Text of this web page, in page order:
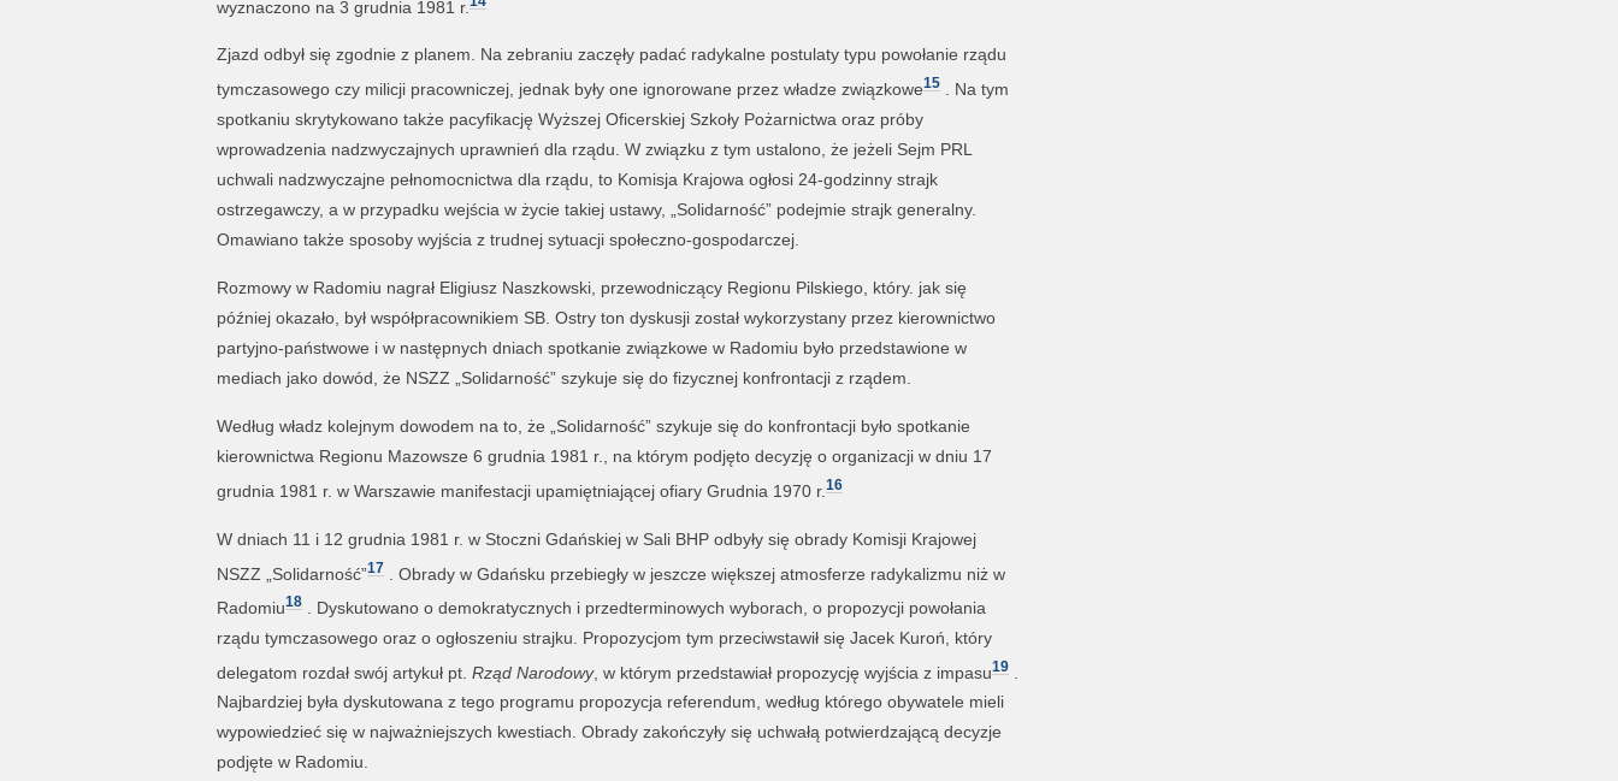
wyznaczono na 3 grudnia 1981 r.
Zjazd odbył się zgodnie z planem. Na zebraniu zaczęły padać radykalne postulaty typu powołanie rządu
tymczasowego czy milicji pracowniczej, jednak były one ignorowane przez władze związkowe15. Na tym
spotkaniu skrytykowano także pacyfikację Wyższej Oficerskiej Szkoły Pożarnictwa oraz próby
wprowadzenia nadzwyczajnych uprawnień dla rządu. W związku z tym ustalono, że jeżeli Sejm PRL
uchwali nadzwyczajne pełnomocnictwa dla rządu, to Komisja Krajowa ogłosi 24-godzinny strajk
ostrzegawczy, a w przypadku wejścia w życie takiej ustawy, „Solidarność” podejmie strajk generalny.
Omawiano także sposoby wyjścia z trudnej sytuacji społeczno-gospodarczej.
Rozmowy w Radomiu nagrał Eligiusz Naszkowski, przewodniczący Regionu Pilskiego, który. jak się
później okazało, był współpracownikiem SB. Ostry ton dyskusji został wykorzystany przez kierownictwo
partyjno-państwowe i w następnych dniach spotkanie związkowe w Radomiu było przedstawione w
mediach jako dowód, że NSZZ „Solidarność” szykuje się do fizycznej konfrontacji z rządem.
Według władz kolejnym dowodem na to, że „Solidarność” szykuje się do konfrontacji było spotkanie
kierownictwa Regionu Mazowsze 6 grudnia 1981 r., na którym podjęto decyzję o organizacji w dniu 17
grudnia 1981 r. w Warszawie manifestacji upamiętniającej ofiary Grudnia 1970 r. 16
W dniach 11 i 12 grudnia 1981 r. w Stoczni Gdańskiej w Sali BHP odbyły się obrady Komisji Krajowej
NSZZ „Solidarność”17. Obrady w Gdańsku przebiegły w jeszcze większej atmosferze radykalizmu niż w
Radomiu18. Dyskutowano o demokratycznych i przedterminowych wyborach, o propozycji powołania
rządu tymczasowego oraz o ogłoszeniu strajku. Propozycjom tym przeciwstawił się Jacek Kuroń, który
delegatom rozdał swój artykuł pt. Rząd Narodowy, w którym przedstawiał propozycję wyjścia z impasu19.
Najbardziej była dyskutowana z tego programu propozycja referendum, według którego obywatele mieli
wypowiedzieć się w najważniejszych kwestiach. Obrady zakończyły się uchwałą potwierdzającą decyzje
podjęte w Radomiu.